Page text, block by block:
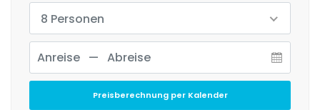
8 Personen
Preisberechnung per Kalender